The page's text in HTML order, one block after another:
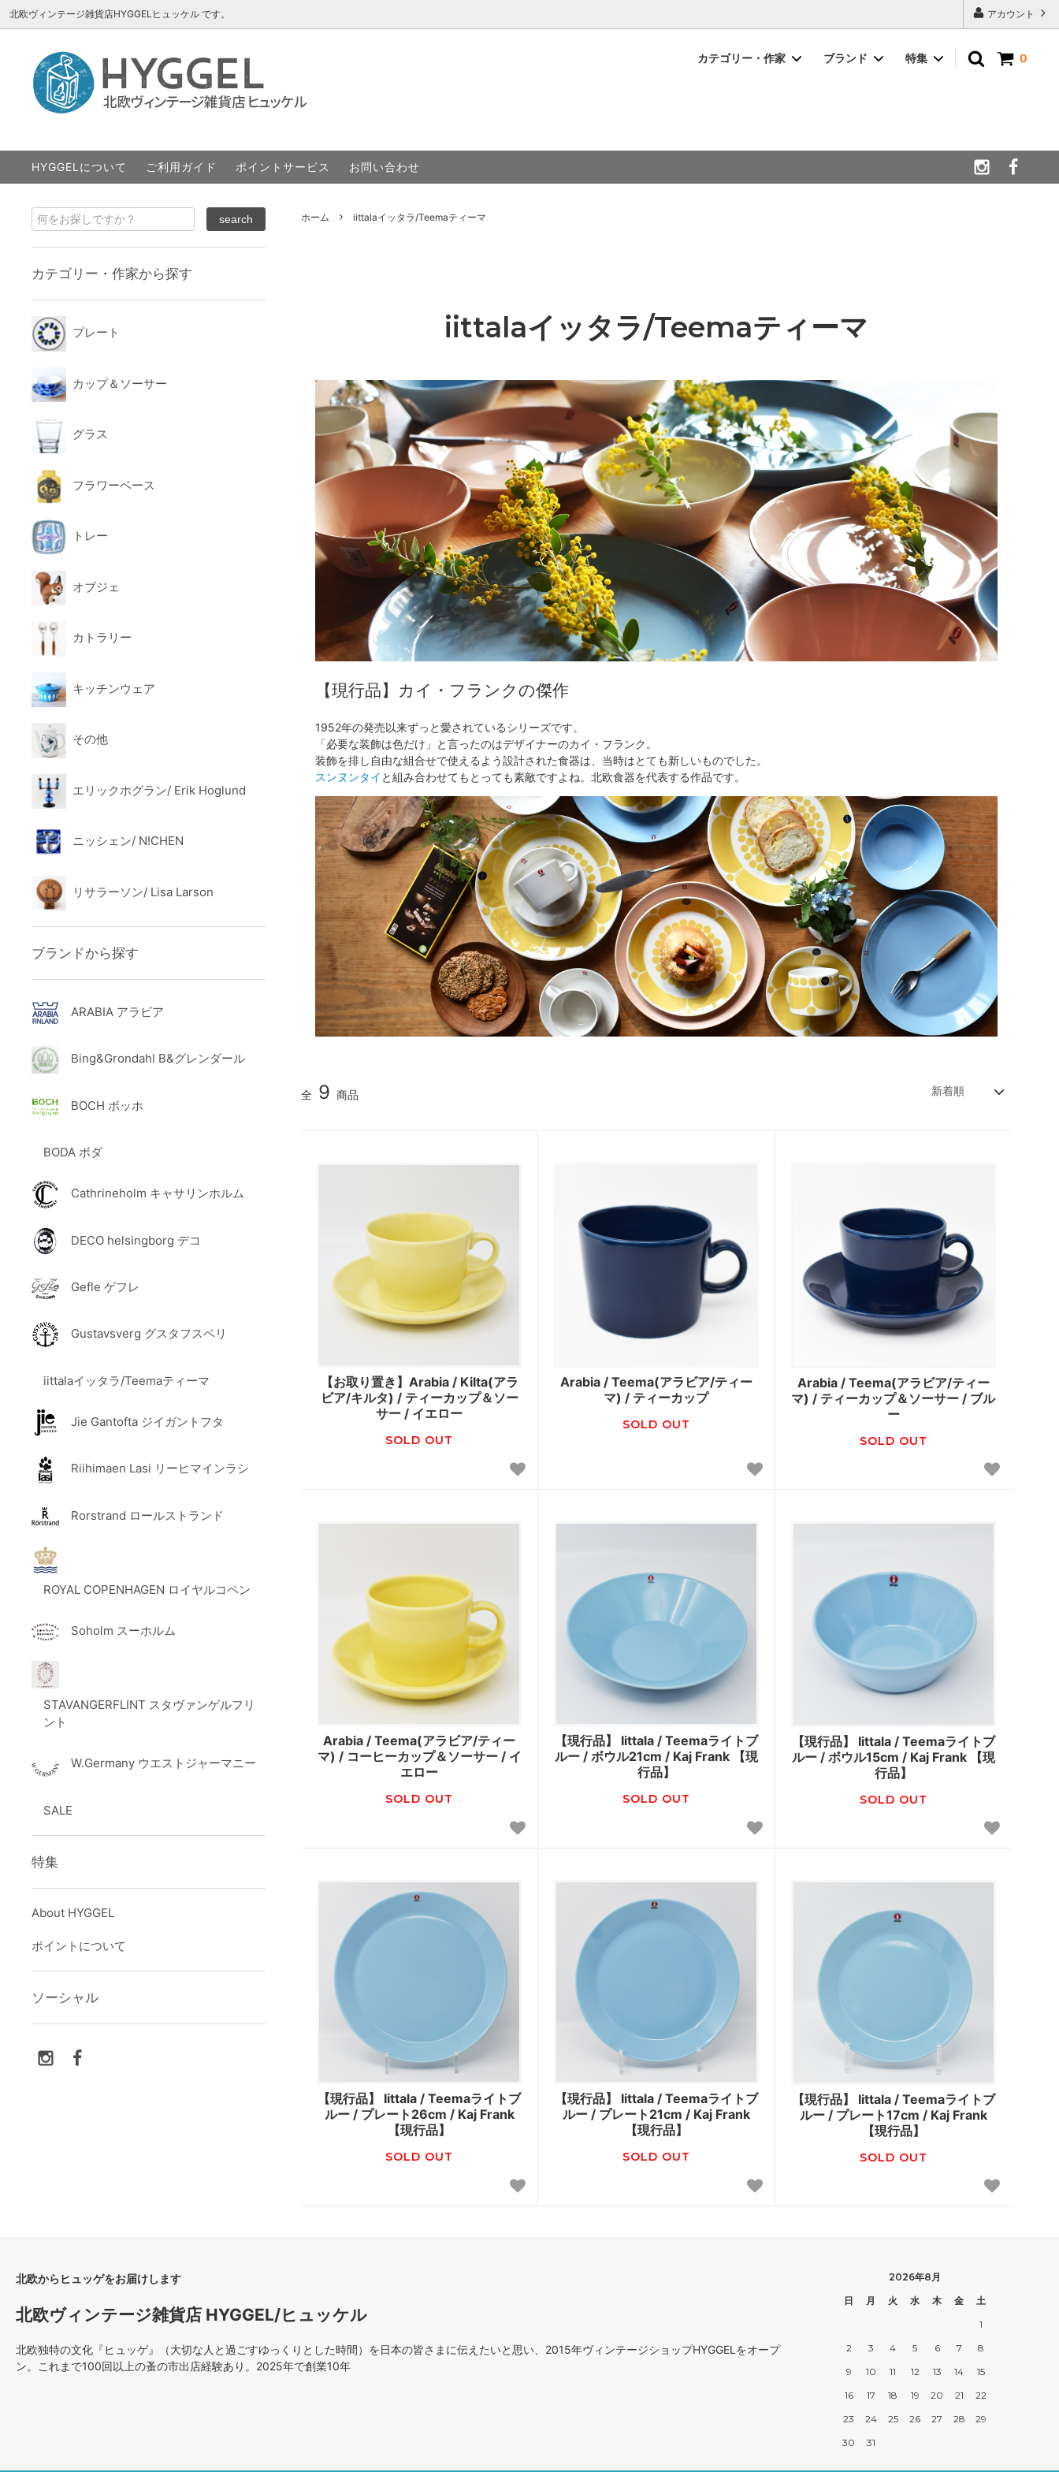
アカウント
北欧ヴィンテージ雑貨店HYGGELヒュッケル です。
0
カテゴリー・作家
プレート
その他 エリックホグラン/ Erik Hoglund
ブランド
ARABIA アラビア
iittalaイッタラ/Teemaティーマ Jie Gantofta ジイガントフタ
ROYAL COPENHAGEN ロイヤルコペン
特集
About HYGGEL
HYGGELについて ご利用ガイド ポイントサービス お問い合わせ
ホーム iittalaイッタラ/Teemaティーマ
iittalaイッタラ/Teemaティーマ
【現行品】カイ・フランクの傑作
1952年の発売以来ずっと愛されているシリーズです。
「必要な装飾は色だけ」と言ったのはデザイナーのカイ・フランク。
装飾を排し自由な組合せで使えるよう設計された食器は、当時はとても新しいものでした。
スンヌンタイ と組み合わせてもとっても素敵ですよね。北欧食器を代表する作品です。
全 9 商品
【お取り置き】Arabia / Kilta(アラ
ビア/キルタ) / ティーカップ＆ソー
サー / イエロー
SOLD OUT
Arabia / Teema(アラビア/ティー
マ) / ティーカップ
SOLD OUT
Arabia / Teema(アラビア/ティー
マ) / ティーカップ＆ソーサー / ブル
ー
SOLD OUT
Arabia / Teema(アラビア/ティー
マ) / コーヒーカップ＆ソーサー / イ
エロー
SOLD OUT
【現行品】 Iittala / Teemaライトブ
ルー / ボウル21cm / Kaj Frank 【現
行品】
SOLD OUT
【現行品】 Iittala / Teemaライトブ
ルー / ボウル15cm / Kaj Frank 【現
行品】
SOLD OUT
【現行品】 Iittala / Teemaライトブ
ルー / プレート26cm / Kaj Frank
【現行品】
SOLD OUT
【現行品】 Iittala / Teemaライトブ
ルー / プレート21cm / Kaj Frank
【現行品】
SOLD OUT
【現行品】 Iittala / Teemaライトブ
ルー / プレート17cm / Kaj Frank
【現行品】
SOLD OUT
カテゴリー・作家から探す
プレート
カップ＆ソーサー
グラス
フラワーベース
トレー
オブジェ
カトラリー
キッチンウェア
その他
エリックホグラン/ Erik Hoglund
ニッシェン/ N!CHEN
リサラーソン/ Lisa Larson
ブランドから探す
ARABIA アラビア
Bing&Grondahl B&グレンダール
BOCH ボッホ
BODA ボダ
Cathrineholm キャサリンホルム
DECO helsingborg デコ
Gefle ゲフレ
Gustavsverg グスタフスベリ
iittalaイッタラ/Teemaティーマ
Jie Gantofta ジイガントフタ
Riihimaen Lasi リーヒマインラシ
Rorstrand ロールストランド
ROYAL COPENHAGEN ロイヤルコペン
Soholm スーホルム
STAVANGERFLINT スタヴァンゲルフリ
ント
W.Germany ウエストジャーマニー
SALE
特集
About HYGGEL
ポイントについて
ソーシャル
北欧からヒュッゲをお届けします
北欧ヴィンテージ雑貨店 HYGGEL/ヒュッケル
北欧独特の文化『ヒュッゲ』（大切な人と過ごすゆっくりとした時間）を日本の皆さまに伝えたいと思い、2015年ヴィンテージショップHYGGELをオープ
ン。これまで100回以上の蚤の市出店経験あり。2025年で創業10年
2026年8月
日
月 火 水 木 金
土
1
2
3 4 5 6 7
8
9
10 11 12 13 14
15
16
17 18 19 20 21
22
23
24 25 26 27 28
29
30
31